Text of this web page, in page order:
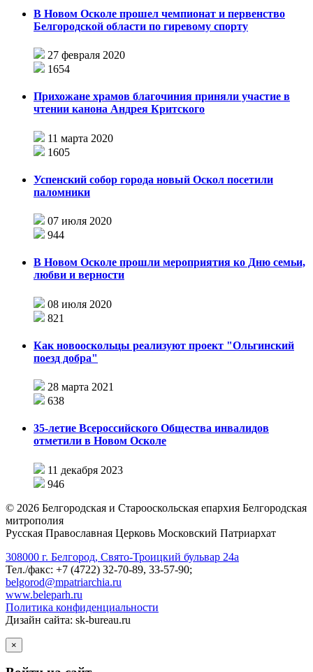
В Новом Осколе прошел чемпионат и первенство
Белгородской области по гиревому спорту
27 февраля 2020
1654
Прихожане храмов благочиния приняли участие в
чтении канона Андрея Критского
11 марта 2020
1605
Успенский собор города новый Оскол посетили
паломники
07 июля 2020
944
В Новом Осколе прошли мероприятия ко Дню семьи,
любви и верности
08 июля 2020
821
Как новооскольцы реализуют проект "Ольгинский
поезд добра"
28 марта 2021
638
35-летие Всероссийского Общества инвалидов
отметили в Новом Осколе
11 декабря 2023
946
© 2026 Белгородская и Старооскольская епархия Белгородская
митрополия
Русская Православная Церковь Московский Патриархат
308000 г. Белгород, Свято-Троицкий бульвар 24а
Тел./факс: +7 (4722) 32-70-89, 33-57-90;
belgorod@mpatriarchia.ru
www.beleparh.ru
Политика конфиденциальности
Дизайн сайта: sk-bureau.ru
×